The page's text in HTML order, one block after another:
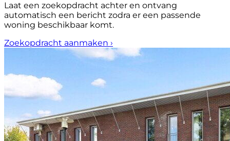
Laat een zoekopdracht achter en ontvang
automatisch een bericht zodra er een passende
woning beschikbaar komt.
Zoekopdracht aanmaken ›